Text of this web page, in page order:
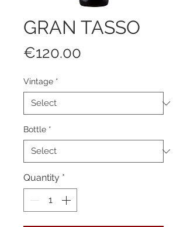
GRAN TASSO
€120.00
Vintage *
Bottle *
Quantity *